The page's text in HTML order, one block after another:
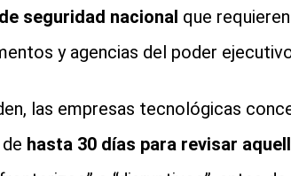
seguridad nacional que
y agencias del poder
las empresas tecnológicas
hasta 30 días para revisar